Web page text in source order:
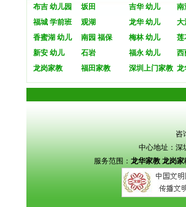
布吉 幼儿园 坂田 吉华 幼儿
南
福城 学前班
观湖 龙华 幼儿
大
香蜜湖 幼儿
南园 福保 梅林 幼儿
莲
新安 幼儿
石岩 福永 幼儿
西
龙岗家教
福田家教 深圳上门家教 龙
咨
中心地址：深
服务范围： 龙华家教 龙岗家